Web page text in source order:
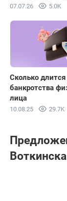
07.07.26 5.0K
Сколько
банкротства
лица
10.08.25 29.7K
Воткинска